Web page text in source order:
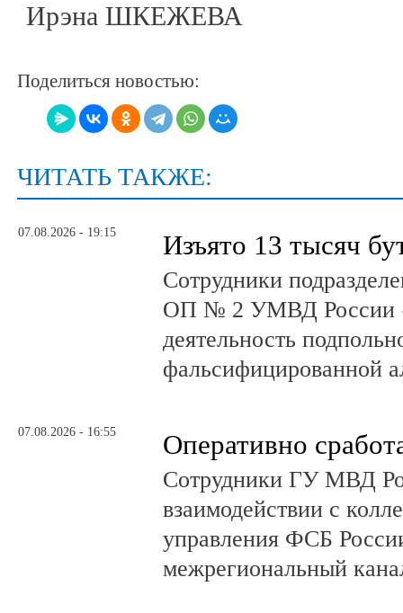
Ирэна ШКЕЖЕВА
Поделиться новостью:
ЧИТАТЬ ТАКЖЕ:
07.08.2026 - 19:15 Изъято 13 тысяч
Сотрудники
ОП № 2 УМВД России
деятельность
фальсифицированной
07.08.2026 - 16:55 Оперативно
Сотрудники ГУ МВД
взаимодействии с
управления ФСБ
межрегиональный